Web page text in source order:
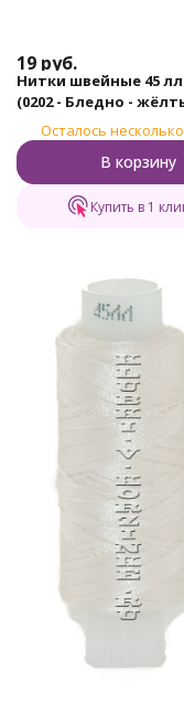
19 руб.
Нитки швейные 45 лл
(0202 - Бледно -
Осталось
В корзину
Купить в 1